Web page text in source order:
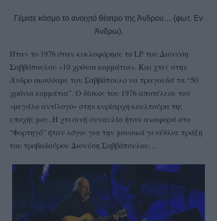
Γέμισε κόσμο το ανοιχτό θέατρο της Άνδρου… (φωτ. Εν
Άνδρω).
Ήταν το 1976 όταν κυκλοφόρησε το LP του Διονύση
Σαββόπουλου «10 χρόνια κομμάτια». Και χτες στην
Άνδρο ακούσαμε τον Σαββόπουλο να τραγουδά τα “50
χρόνια κομμάτια”. Ο δίσκος του 1976 αποτέλεσε τον
«μεγάλο αντίλογο» στην κυρίαρχη κουλτούρα της
εποχής μας. Η χτεσινή συναυλία ήταν αναφορά στο
“Φορτηγό” ήταν λόγος για την μουσικά γενέθλια πράξη
του τροβαδούρου Διονύση Σαββόπουλου…